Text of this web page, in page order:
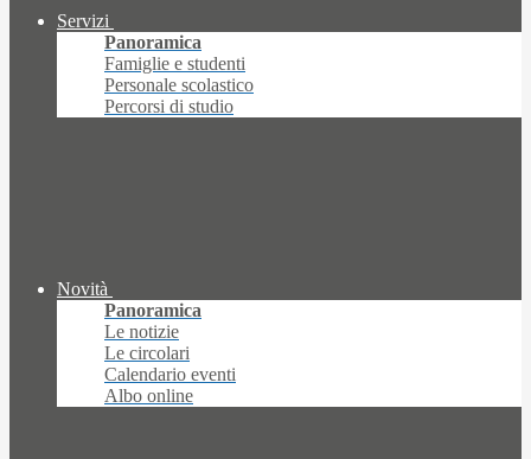
Servizi
Panoramica
Famiglie e studenti
Personale scolastico
Percorsi di studio
Novità
Panoramica
Le notizie
Le circolari
Calendario eventi
Albo online